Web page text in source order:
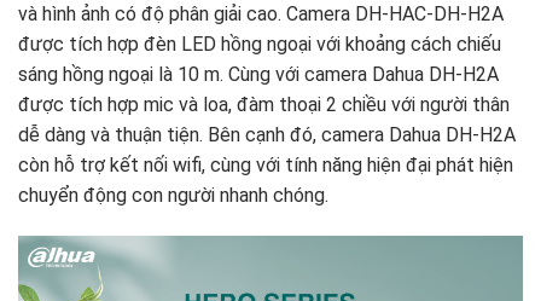
và hình ảnh có độ phân giải cao. Camera DH-HAC-DH-H2A
được tích hợp đèn LED hồng ngoại với khoảng cách chiếu
sáng hồng ngoại là 10 m. Cùng với camera Dahua DH-H2A
được tích hợp mic và loa, đàm thoại 2 chiều với người thân
dễ dàng và thuận tiện. Bên cạnh đó, camera Dahua DH-H2A
còn hỗ trợ kết nối wifi, cùng với tính năng hiện đại phát hiện
chuyển động con người nhanh chóng.